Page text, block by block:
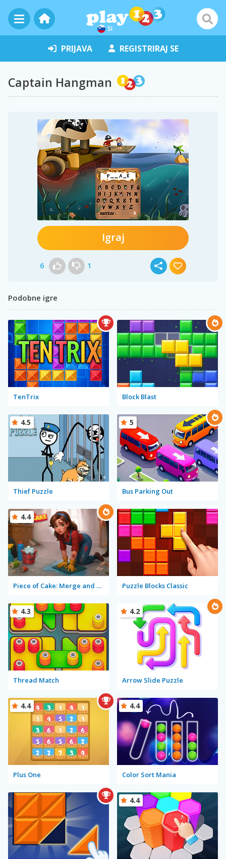
SI
PRIJAVA REGISTRIRAJ SE
Captain Hangman
Igraj
6 1
Podobne igre
TenTrix Block Blast
Thief Puzzle
4.5
Bus Parking Out
5
Piece of Cake: Merge and Bake
4.4
Puzzle Blocks Classic
Thread Match
4.3
Arrow Slide Puzzle
4.2
Plus One
4.4
Color Sort Mania
4.4
4.4